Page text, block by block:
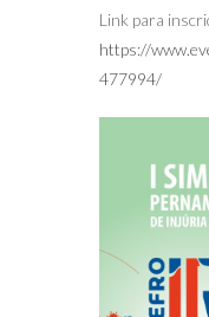
Link para
https://
477994/